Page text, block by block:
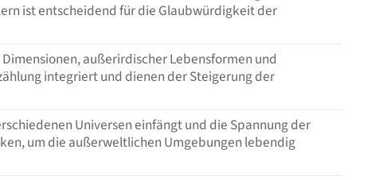
ist entscheidend für die Glaubwürdigkeit der
außerirdischer Lebensformen und
integriert und dienen der Steigerung der
Universen einfängt und die Spannung der
um die außerweltlichen Umgebungen lebendig